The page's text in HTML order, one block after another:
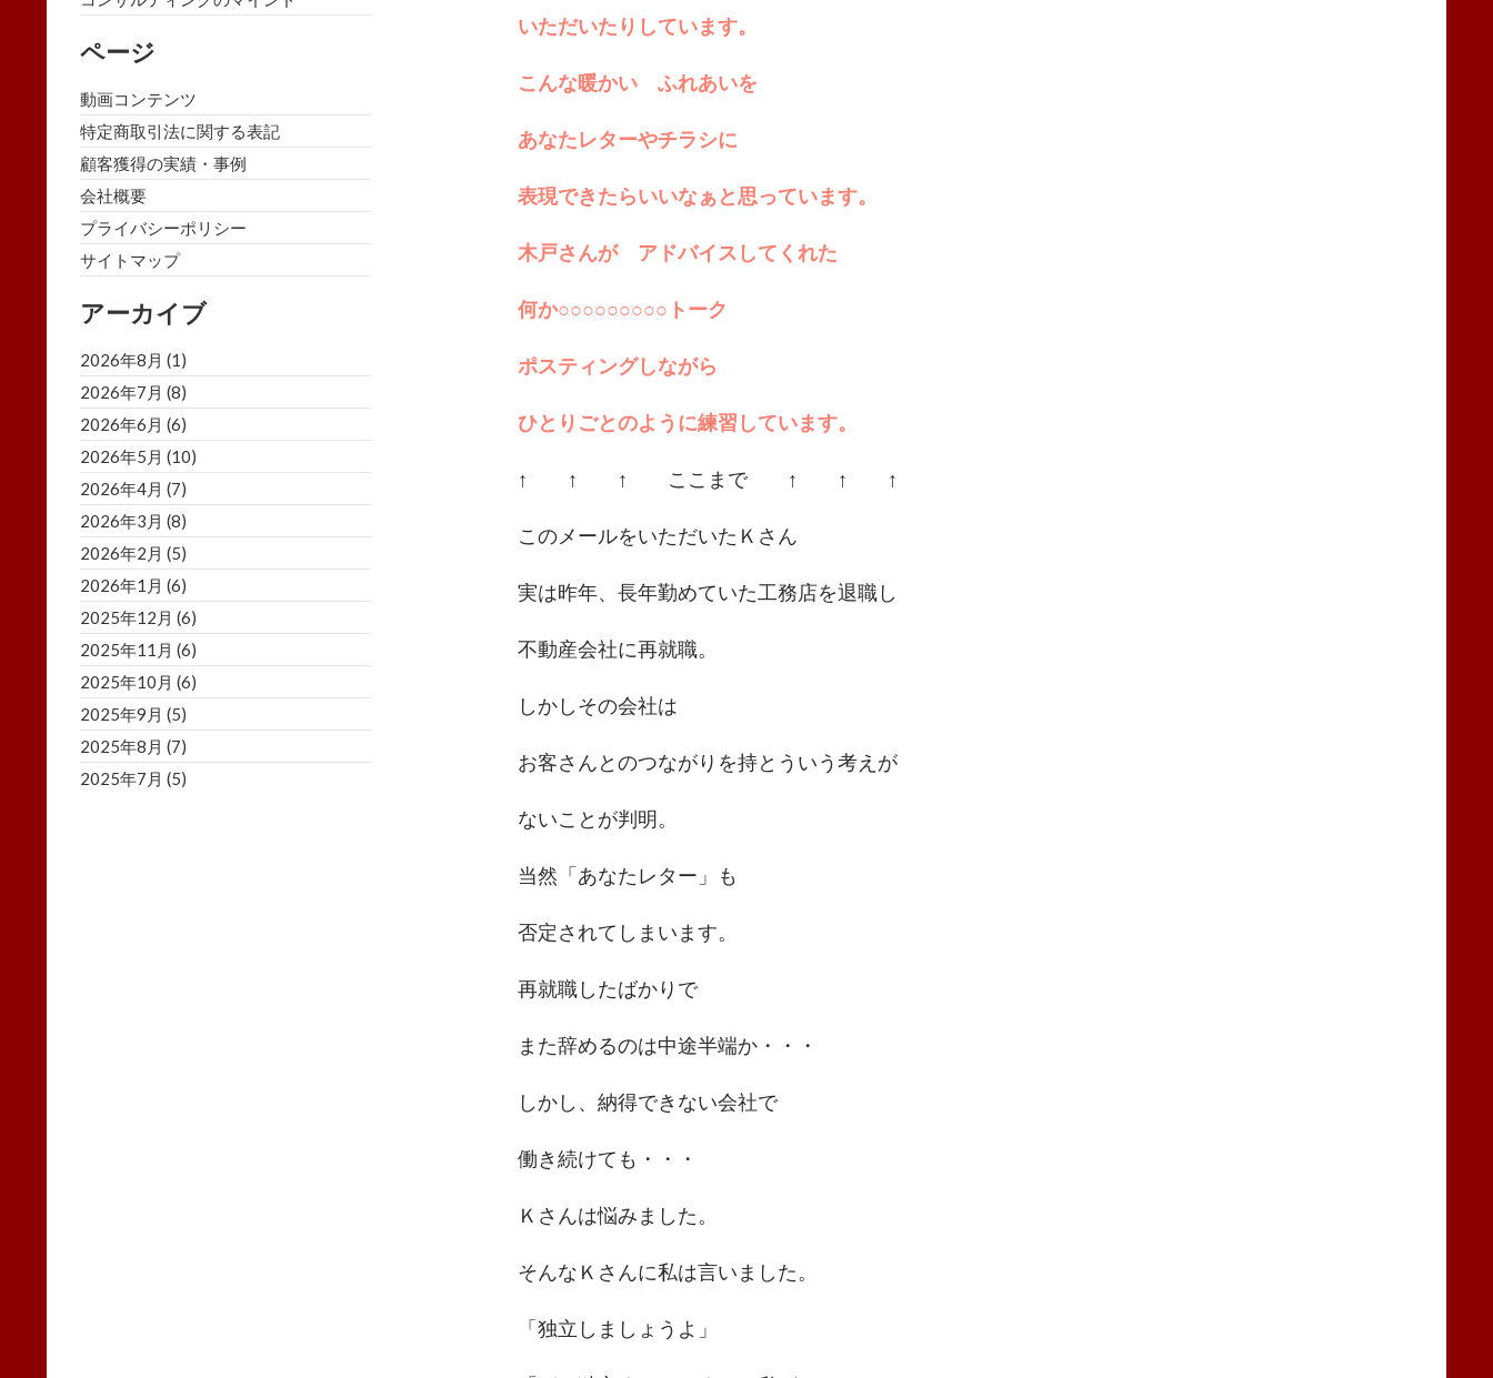
いただいたりしています。
こんな暖かい ふれあいを
あなたレターやチラシに
表現できたらいいなぁと思っています。
木戸さんが アドバイスしてくれた
何か○○○○○○○○○トーク
ポスティングしながら
ひとりごとのように練習しています。
↑ ↑ ↑ ここまで ↑ ↑ ↑
このメールをいただいたＫさん
実は昨年、長年勤めていた工務店を退職し
不動産会社に再就職。
しかしその会社は
お客さんとのつながりを持とういう考えが
ないことが判明。
当然「あなたレター」も
否定されてしまいます。
再就職したばかりで
また辞めるのは中途半端か・・・
しかし、納得できない会社で
働き続けても・・・
Ｋさんは悩みました。
そんなＫさんに私は言いました。
「独立しましょうよ」
ページ
動画コンテンツ
特定商取引法に関する表記
顧客獲得の実績・事例
会社概要
プライバシーポリシー
サイトマップ
アーカイブ
2026年8月 (1)
2026年7月 (8)
2026年6月 (6)
2026年5月 (10)
2026年4月 (7)
2026年3月 (8)
2026年2月 (5)
2026年1月 (6)
2025年12月 (6)
2025年11月 (6)
2025年10月 (6)
2025年9月 (5)
2025年8月 (7)
2025年7月 (5)